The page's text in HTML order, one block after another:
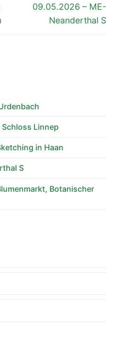
Nächster
Beitrag:
09.05.2026 – ME-
Neanderthal S
Schloss Linnep
in Haan
S
Botanischer